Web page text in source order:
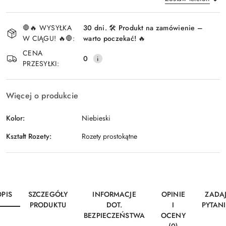
Wyślij
i
dostawa
🛑🔥 WYSYŁKA
W CIĄGU! 🔥🛑:
30 dni. 🛠️ Produkt na zamówienie –
warto poczekać! 🔥
CENA
PRZESYŁKI:
0
Więcej o produkcie
Kolor:
Niebieski
Kształt Rozety:
Rozety prostokątne
SZCZEGÓŁY
PRODUKTU
INFORMACJE
DOT.
BEZPIECZEŃSTWA
OPINIE
I
OCENY